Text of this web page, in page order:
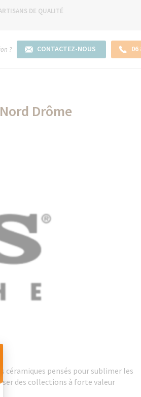
DE QUALITÉ
? CONTACTEZ-NOUS 06
Drôme
pensés pour sublimer les
des collections à forte valeur
vos Options